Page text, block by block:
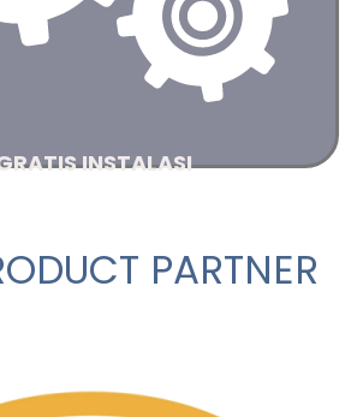
INSTALASI
Hubungi kami
PARTNER